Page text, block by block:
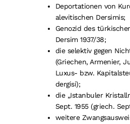
Deportationen von
alevitischen Dersimis;
Genozid des
Dersim 1937/38;
die selektiv gegen
(Griechen, Armenier,
Luxus- bzw.
dergisi);
die „Istanbuler
Sept. 1955 (griech.
weitere